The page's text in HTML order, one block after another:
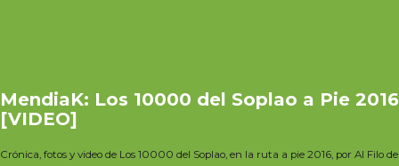
MendiaK: Los 10000 del Soplao a Pie 2016
[VIDEO]
Crónica, fotos y video de Los 10000 del Soplao, en la ruta a pie 2016, por Al Filo de